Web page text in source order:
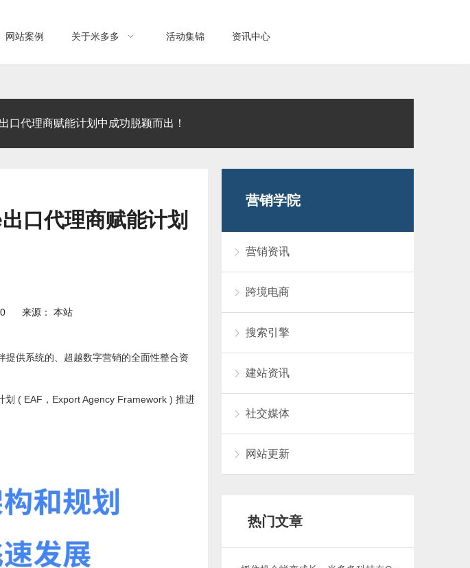
网站案例 关于米多多 活动集锦 资讯中心
口代理商赋能计划中成功脱颖而出！
口代理商赋能计划
来源： 本站
供系统的、超越数字营销的全面性整合资
划 ( EAF，Export Agency Framework ) 推进
营销学院
营销资讯
跨境电商
搜索引擎
建站资讯
社交媒体
网站更新
热门文章